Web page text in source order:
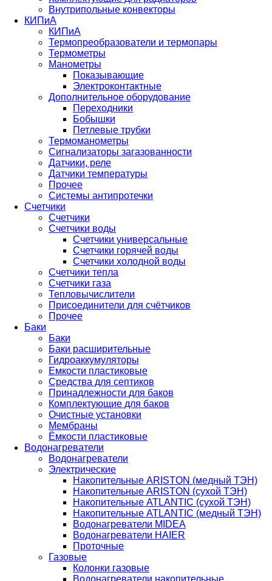
Внутрипольные конвекторы
КИПиА
КИПиА
Термопреобразователи и термопары
Термометры
Манометры
Показывающие
Электроконтактные
Дополнительное оборудование
Переходники
Бобышки
Петлевые трубки
Термоманометры
Сигнализаторы загазованности
Датчики, реле
Датчики температуры
Прочее
Системы антипротечки
Счетчики
Счетчики
Счетчики воды
Счетчики универсальные
Счетчики горячей воды
Счетчики холодной воды
Счетчики тепла
Счетчики газа
Тепловычислители
Присоединители для счётчиков
Прочее
Баки
Баки
Баки расширительные
Гидроаккумуляторы
Емкости пластиковые
Средства для септиков
Принадлежности для баков
Комплектующие для баков
Очистные установки
Мембраны
Ёмкости пластиковые
Водонагреватели
Водонагреватели
Электрические
Накопительные ARISTON (медный ТЭН)
Накопительные ARISTON (сухой ТЭН)
Накопительные ATLANTIC (сухой ТЭН)
Накопительные ATLANTIC (медный ТЭН)
Водонагреватели MIDEA
Водонагреватели HAIER
Проточные
Газовые
Колонки газовые